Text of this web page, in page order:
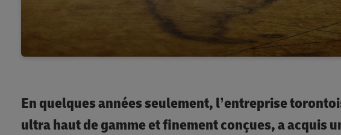
En quelques années seulement, l’entreprise
ultra haut de gamme et finement conçues, a acquis